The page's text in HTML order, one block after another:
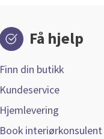
Få hjelp
Finn din butikk
Kundeservice
Hjemlevering
Book interiørkonsulent